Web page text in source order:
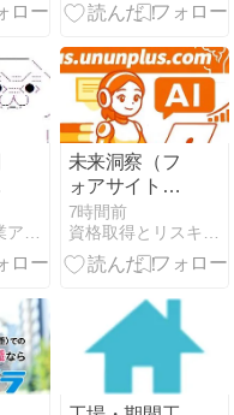
功に必要なス
能力、仕事内
容とは？
未来洞察（フ
ォアサイト）
のリスキリン
グ：不確実な
未来を予測
7時間前